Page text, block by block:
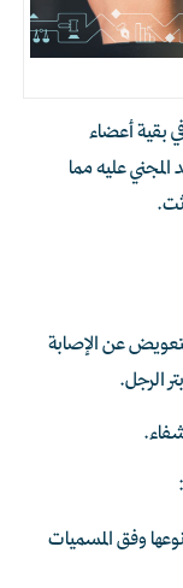
بقية أعضاء
عليه مما
عن الإصابة
الرجل.
وفق المسميات